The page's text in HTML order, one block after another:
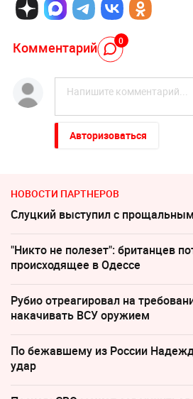
Комментарий 0
Авторизоваться
НОВОСТИ ПАРТНЕРОВ
Слуцкий выступил с
"Никто не полезет": британцев
происходящее в Одессе
Рубио отреагировал на
накачивать ВСУ оружием
По бежавшему из России
удар